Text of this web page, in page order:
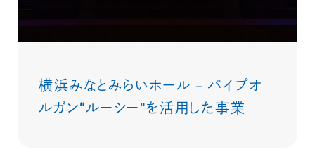
横浜みなとみらいホール – パイプオ
ルガン“ルーシー”を活用した事業